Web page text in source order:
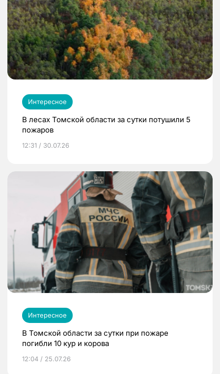
Интересное
В лесах Томской области за сутки потушили 5
пожаров
12:31 / 30.07.26
Интересное
В Томской области за сутки при пожаре
погибли 10 кур и корова
12:04 / 25.07.26